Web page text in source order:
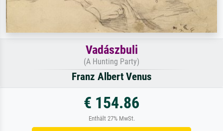
Vadászbuli
(A Hunting Party)
Franz Albert Venus
€ 154.86
Enthält 27% MwSt.